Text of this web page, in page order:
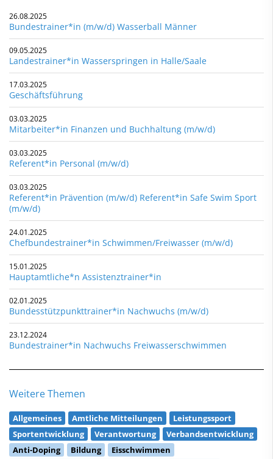
26.08.2025
Bundestrainer*in (m/w/d) Wasserball Männer
09.05.2025
Landestrainer*in Wasserspringen in Halle/Saale
17.03.2025
Geschäftsführung
03.03.2025
Mitarbeiter*in Finanzen und Buchhaltung (m/w/d)
03.03.2025
Referent*in Personal (m/w/d)
03.03.2025
Referent*in Prävention (m/w/d) Referent*in Safe Swim Sport
(m/w/d)
24.01.2025
Chefbundestrainer*in Schwimmen/Freiwasser (m/w/d)
15.01.2025
Hauptamtliche*n Assistenztrainer*in
02.01.2025
Bundesstützpunkttrainer*in Nachwuchs (m/w/d)
23.12.2024
Bundestrainer*in Nachwuchs Freiwasserschwimmen
Weitere Themen
Allgemeines Amtliche Mitteilungen
Leistungssport
Sportentwicklung
Verantwortung
Verbandsentwicklung
Anti-Doping
Bildung
Eisschwimmen